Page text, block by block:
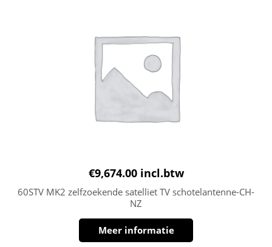
€9,674.00 incl.btw
60STV MK2 zelfzoekende satelliet TV schotelantenne-CH-
NZ
Meer informatie